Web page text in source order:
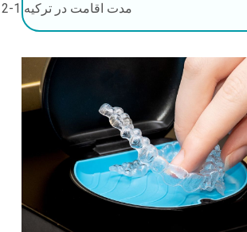
مدت اقامت در ترکیه 1-2 روز